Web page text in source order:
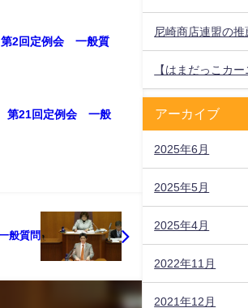
2回定例会 一般質
第21回定例会 一般
般質問
尼崎商店連盟の
【はまだっこカー
アーカイブ
2025年6月
2025年5月
2025年4月
2022年11月
2021年12月